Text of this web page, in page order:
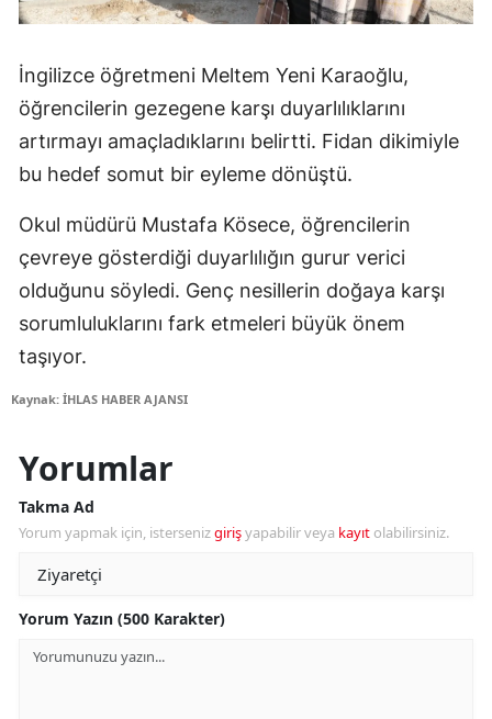
İngilizce öğretmeni Meltem Yeni Karaoğlu,
öğrencilerin gezegene karşı duyarlılıklarını
artırmayı amaçladıklarını belirtti. Fidan dikimiyle
bu hedef somut bir eyleme dönüştü.
Okul müdürü Mustafa Kösece, öğrencilerin
çevreye gösterdiği duyarlılığın gurur verici
olduğunu söyledi. Genç nesillerin doğaya karşı
sorumluluklarını fark etmeleri büyük önem
taşıyor.
Kaynak: İHLAS HABER AJANSI
Yorumlar
Takma Ad
Yorum yapmak için, istersenizgirişyapabilir veya kayıt olabilirsiniz.
Yorum Yazın (500 Karakter)